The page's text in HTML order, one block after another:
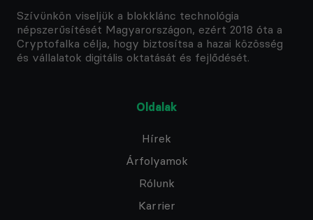
Szívünkön viseljük a blokklánc technológia
népszerűsítését Magyarországon, ezért 2018 óta a
Cryptofalka célja, hogy biztosítsa a hazai közösség
és vállalatok digitális oktatását és fejlődését.
Oldalak
Hírek
Árfolyamok
Rólunk
Karrier